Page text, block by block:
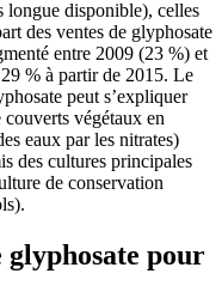
longue disponible), celles
des ventes de glyphosate
entre 2009 (23 %) et
% à partir de 2015. Le
peut s’expliquer
végétaux en
eaux par les nitrates)
des cultures principales
de conservation
glyphosate pour